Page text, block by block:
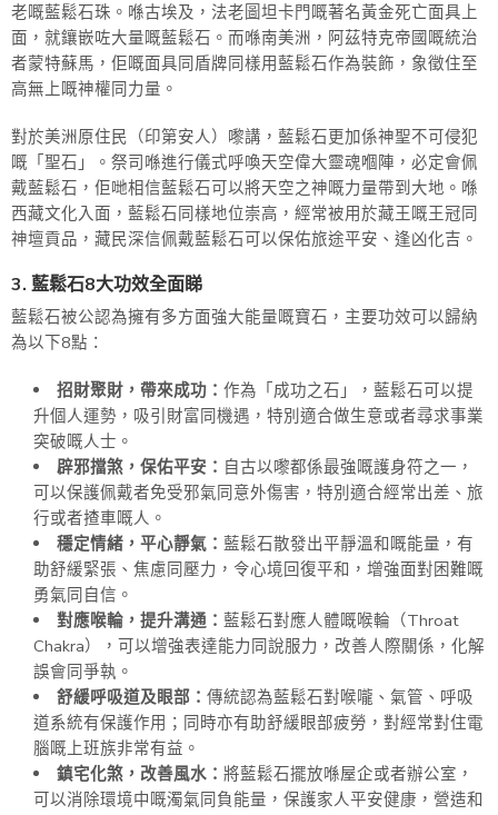
老嘅藍鬆石珠。喺古埃及，法老圖坦卡門嘅著名黃金死亡面具上
面，就鑲嵌咗大量嘅藍鬆石。而喺南美洲，阿茲特克帝國嘅統治
者蒙特蘇馬，佢嘅面具同盾牌同樣用藍鬆石作為裝飾，象徵住至
高無上嘅神權同力量。
對於美洲原住民（印第安人）嚟講，藍鬆石更加係神聖不可侵犯
嘅「聖石」。祭司喺進行儀式呼喚天空偉大靈魂嗰陣，必定會佩
戴藍鬆石，佢哋相信藍鬆石可以將天空之神嘅力量帶到大地。喺
西藏文化入面，藍鬆石同樣地位崇高，經常被用於藏王嘅王冠同
神壇貢品，藏民深信佩戴藍鬆石可以保佑旅途平安、逢凶化吉。
3. 藍鬆石8大功效全面睇
藍鬆石被公認為擁有多方面強大能量嘅寶石，主要功效可以歸納
為以下8點：
招財聚財，帶來成功： 作為「成功之石」，藍鬆石可以提
升個人運勢，吸引財富同機遇，特別適合做生意或者尋求事業
突破嘅人士。
辟邪擋煞，保佑平安： 自古以嚟都係最強嘅護身符之一，
可以保護佩戴者免受邪氣同意外傷害，特別適合經常出差、旅
行或者揸車嘅人。
穩定情緒，平心靜氣： 藍鬆石散發出平靜溫和嘅能量，有
助舒緩緊張、焦慮同壓力，令心境回復平和，增強面對困難嘅
勇氣同自信。
對應喉輪，提升溝通： 藍鬆石對應人體嘅喉輪（Throat
Chakra），可以增強表達能力同說服力，改善人際關係，化解
誤會同爭執。
舒緩呼吸道及眼部： 傳統認為藍鬆石對喉嚨、氣管、呼吸
道系統有保護作用；同時亦有助舒緩眼部疲勞，對經常對住電
腦嘅上班族非常有益。
鎮宅化煞，改善風水： 將藍鬆石擺放喺屋企或者辦公室，
可以消除環境中嘅濁氣同負能量，保護家人平安健康，營造和